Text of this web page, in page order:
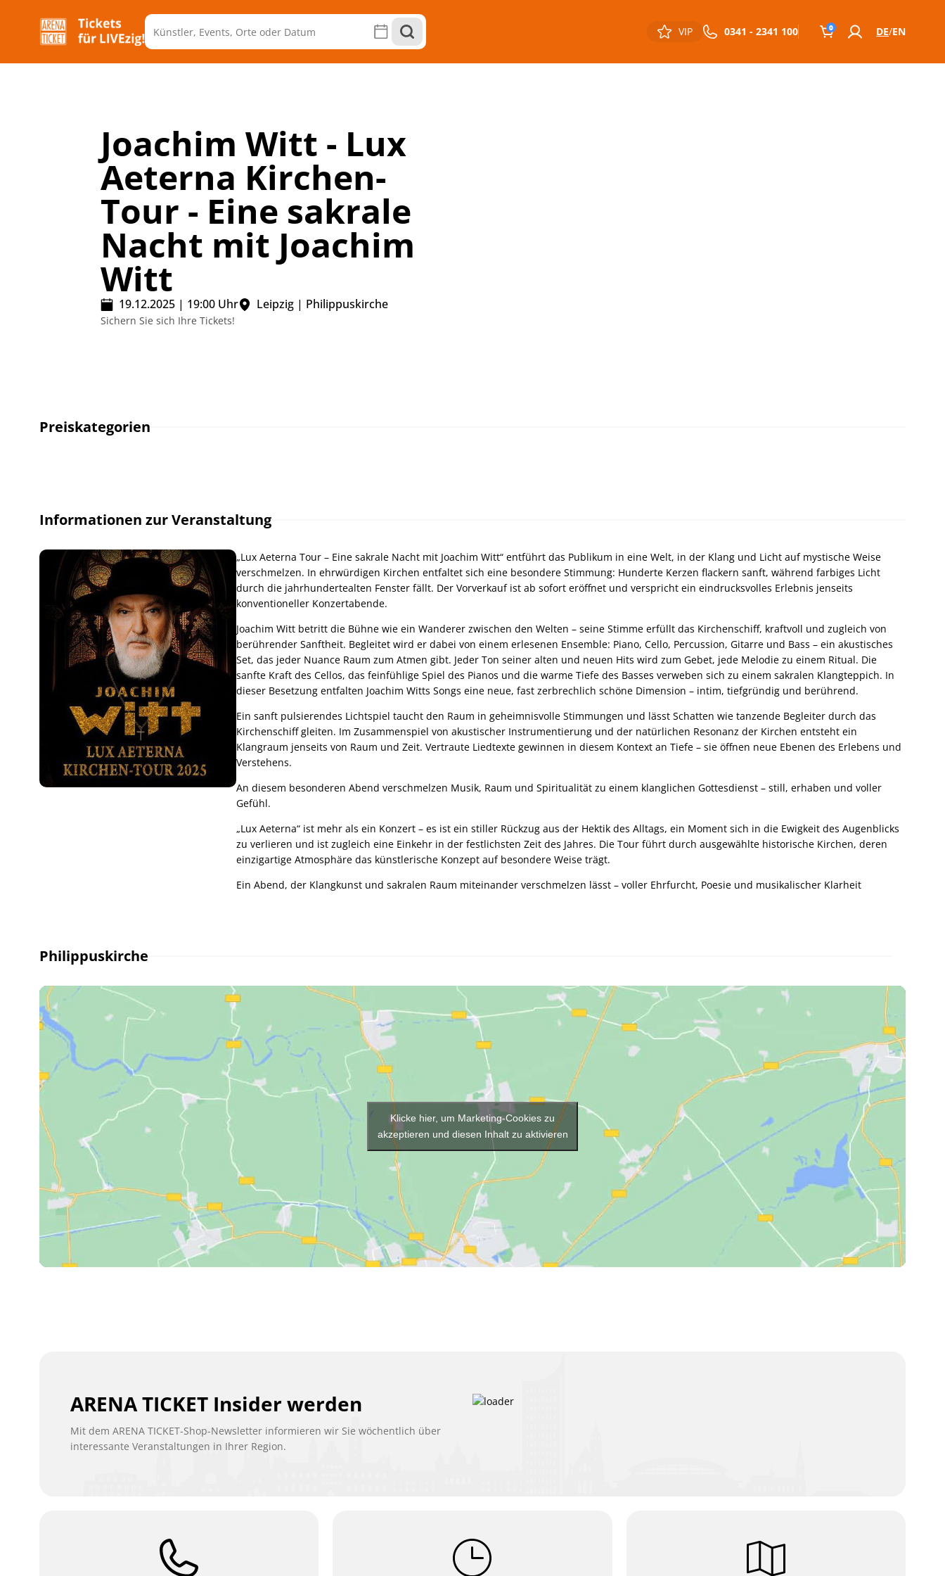
VIP 0341 - 2341 100 0 DE EN
Joachim Witt - Lux
Aeterna Kirchen-
Tour - Eine sakrale
Nacht mit Joachim
Witt
19.12.2025 | 19:00 Uhr Leipzig | Philippuskirche
Sichern Sie sich Ihre Tickets!
Preiskategorien
Informationen zur Veranstaltung
„Lux Aeterna Tour – Eine sakrale Nacht mit Joachim Witt“ entführt das Publikum in eine Welt, in der Klang und Licht auf mystische Weise
verschmelzen. In ehrwürdigen Kirchen entfaltet sich eine besondere Stimmung: Hunderte Kerzen flackern sanft, während farbiges Licht
durch die jahrhundertealten Fenster fällt. Der Vorverkauf ist ab sofort eröffnet und verspricht ein eindrucksvolles Erlebnis jenseits
konventioneller Konzertabende.
Joachim Witt betritt die Bühne wie ein Wanderer zwischen den Welten – seine Stimme erfüllt das Kirchenschiff, kraftvoll und zugleich von
berührender Sanftheit. Begleitet wird er dabei von einem erlesenen Ensemble: Piano, Cello, Percussion, Gitarre und Bass – ein akustisches
Set, das jeder Nuance Raum zum Atmen gibt. Jeder Ton seiner alten und neuen Hits wird zum Gebet, jede Melodie zu einem Ritual. Die
sanfte Kraft des Cellos, das feinfühlige Spiel des Pianos und die warme Tiefe des Basses verweben sich zu einem sakralen Klangteppich. In
dieser Besetzung entfalten Joachim Witts Songs eine neue, fast zerbrechlich schöne Dimension – intim, tiefgründig und berührend.
Ein sanft pulsierendes Lichtspiel taucht den Raum in geheimnisvolle Stimmungen und lässt Schatten wie tanzende Begleiter durch das
Kirchenschiff gleiten. Im Zusammenspiel von akustischer Instrumentierung und der natürlichen Resonanz der Kirchen entsteht ein
Klangraum jenseits von Raum und Zeit. Vertraute Liedtexte gewinnen in diesem Kontext an Tiefe – sie öffnen neue Ebenen des Erlebens und
Verstehens.
An diesem besonderen Abend verschmelzen Musik, Raum und Spiritualität zu einem klanglichen Gottesdienst – still, erhaben und voller
Gefühl.
„Lux Aeterna“ ist mehr als ein Konzert – es ist ein stiller Rückzug aus der Hektik des Alltags, ein Moment sich in die Ewigkeit des Augenblicks
zu verlieren und ist zugleich eine Einkehr in der festlichsten Zeit des Jahres. Die Tour führt durch ausgewählte historische Kirchen, deren
einzigartige Atmosphäre das künstlerische Konzept auf besondere Weise trägt.
Ein Abend, der Klangkunst und sakralen Raum miteinander verschmelzen lässt – voller Ehrfurcht, Poesie und musikalischer Klarheit
Philippuskirche
Klicke hier, um Marketing-Cookies zu
akzeptieren und diesen Inhalt zu aktivieren
ARENA TICKET Insider werden
Mit dem ARENA TICKET-Shop-Newsletter informieren wir Sie wöchentlich über
interessante Veranstaltungen in Ihrer Region.